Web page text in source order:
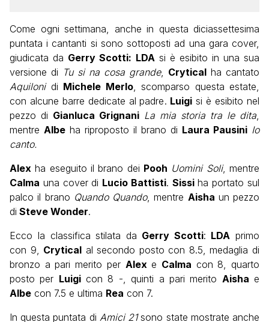
Come ogni settimana, anche in questa diciassettesima
puntata i cantanti si sono sottoposti ad una gara cover,
giudicata da Gerry Scotti: LDA si è esibito in una sua
versione di Tu si na cosa grande, Crytical ha cantato
Aquilonidi Michele Merlo, scomparso questa estate,
con alcune barre dedicate al padre. Luigi si è esibito nel
pezzo di Gianluca Grignani La mia storia tra le dita
mentre Albe ha riproposto il brano di Laura Pausini Io
canto.
Alex ha eseguito il brano dei Pooh Uomini Soli, mentre
Calma una cover di Lucio Battisti. Sissiha portato sul
palco il brano Quando Quando, mentre Aisha un pezzo
di Steve Wonder.
Ecco la classifica stilata da Gerry Scotti: LDA primo
con 9, Crytical al secondo posto con 8.5, medaglia di
bronzo a pari merito per Alex e Calma con 8, quarto
posto per Luigicon 8 -, quinti a pari merito Aisha e
Albe con 7.5 e ultima Rea con 7.
In questa puntata di Amici 21sono state mostrate anche